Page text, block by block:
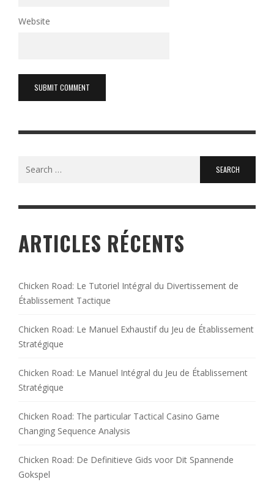
Website
ARTICLES RÉCENTS
Chicken Road: Le Tutoriel Intégral du Divertissement de
Établissement Tactique
Chicken Road: Le Manuel Exhaustif du Jeu de Établissement
Stratégique
Chicken Road: Le Manuel Intégral du Jeu de Établissement
Stratégique
Chicken Road: The particular Tactical Casino Game
Changing Sequence Analysis
Chicken Road: De Definitieve Gids voor Dit Spannende
Gokspel